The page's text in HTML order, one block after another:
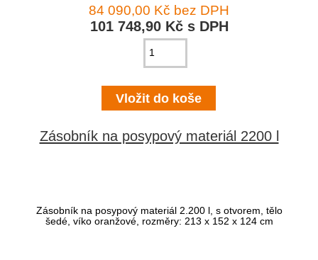
84 090,00 Kč bez DPH
101 748,90 Kč s DPH
Zásobník na posypový materiál 2200 l
Zásobník na posypový materiál 2.200 l, s otvorem, tělo
šedé, víko oranžové, rozměry: 213 x 152 x 124 cm